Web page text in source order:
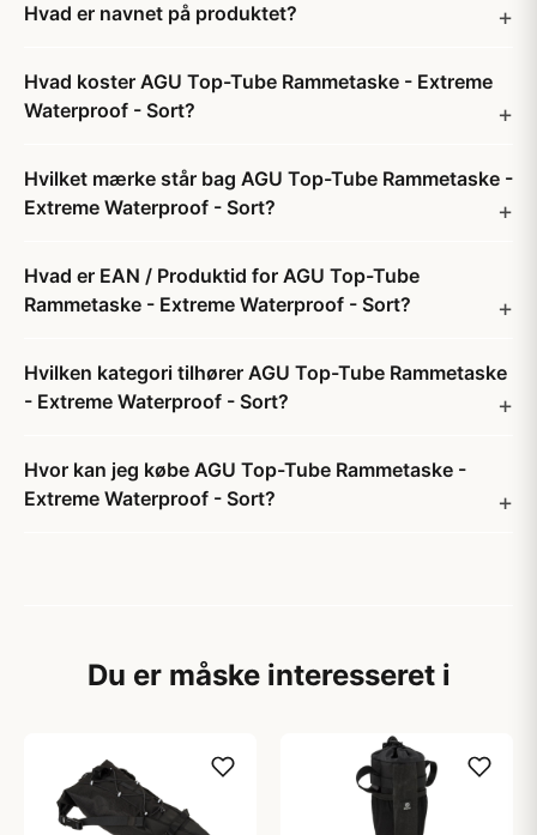
Hvad er navnet på produktet?
Hvad koster AGU Top-Tube Rammetaske - Extreme
Waterproof - Sort?
Hvilket mærke står bag AGU Top-Tube Rammetaske -
Extreme Waterproof - Sort?
Hvad er EAN / Produktid for AGU Top-Tube
Rammetaske - Extreme Waterproof - Sort?
Hvilken kategori tilhører AGU Top-Tube Rammetaske
- Extreme Waterproof - Sort?
Hvor kan jeg købe AGU Top-Tube Rammetaske -
Extreme Waterproof - Sort?
Du er måske interesseret i